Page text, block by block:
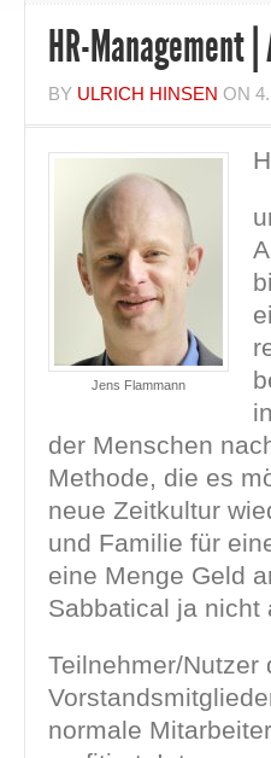
HR-Management
BY ULRICH HINSEN ON
Jens Flammann
der Menschen
Methode, die es
neue Zeitkultur
und Familie für
eine Menge Geld
Sabbatical ja
Teilnehmer/Nutzer
normale